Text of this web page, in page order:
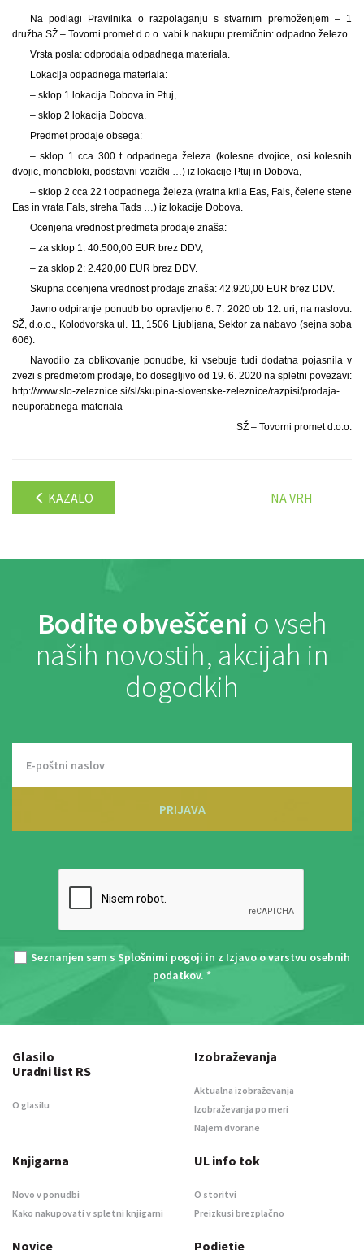
Na podlagi Pravilnika o razpolaganju s stvarnim premoženjem – 1
družba SŽ – Tovorni promet d.o.o. vabi k nakupu premičnin: odpadno železo.
Vrsta posla: odprodaja odpadnega materiala.
Lokacija odpadnega materiala:
– sklop 1 lokacija Dobova in Ptuj,
– sklop 2 lokacija Dobova.
Predmet prodaje obsega:
– sklop 1 cca 300 t odpadnega železa (kolesne dvojice, osi kolesnih
dvojic, monobloki, podstavni vozički …) iz lokacije Ptuj in Dobova,
– sklop 2 cca 22 t odpadnega železa (vratna krila Eas, Fals, čelene stene
Eas in vrata Fals, streha Tads …) iz lokacije Dobova.
Ocenjena vrednost predmeta prodaje znaša:
– za sklop 1: 40.500,00 EUR brez DDV,
– za sklop 2: 2.420,00 EUR brez DDV.
Skupna ocenjena vrednost prodaje znaša: 42.920,00 EUR brez DDV.
Javno odpiranje ponudb bo opravljeno 6. 7. 2020 ob 12. uri, na naslovu:
SŽ, d.o.o., Kolodvorska ul. 11, 1506 Ljubljana, Sektor za nabavo (sejna soba
606).
Navodilo za oblikovanje ponudbe, ki vsebuje tudi dodatna pojasnila v
zvezi s predmetom prodaje, bo dosegljivo od 19. 6. 2020 na spletni povezavi:
http://www.slo-zeleznice.si/sl/skupina-slovenske-zeleznice/razpisi/prodaja-
neuporabnega-materiala
SŽ – Tovorni promet d.o.o.
KAZALO NA VRH
Bodite obveščeni o vseh
naših novostih, akcijah in
dogodkih
PRIJAVA
Seznanjen sem s Splošnimi pogoji in z Izjavo o varstvu osebnih
podatkov. *
Glasilo
Uradni list RS
O glasilu
Izobraževanja
Aktualna izobraževanja
Izobraževanja po meri
Najem dvorane
Knjigarna
Novo v ponudbi
Kako nakupovati v spletni knjigarni
UL info tok
O storitvi
Preizkusi brezplačno
Novice Podjetje